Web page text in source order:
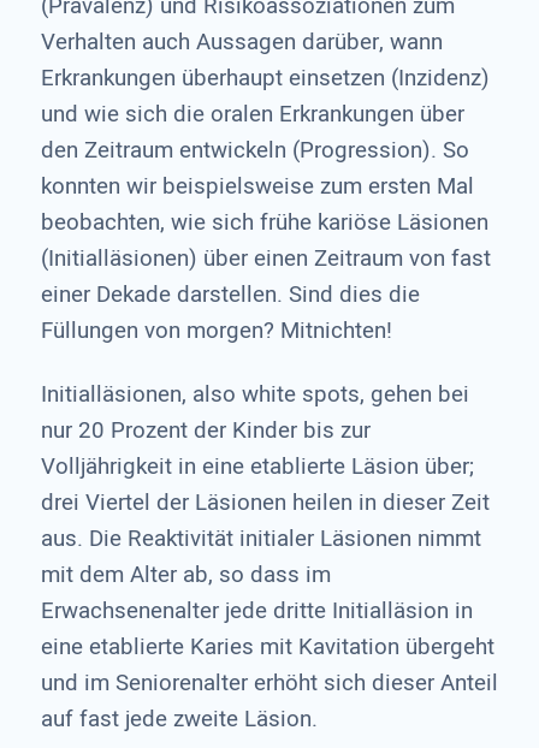
Verhalten auch Aussagen darüber, wann
Erkrankungen überhaupt einsetzen (Inzidenz)
und wie sich die oralen Erkrankungen über
den Zeitraum entwickeln (Progression). So
konnten wir beispielsweise zum ersten Mal
beobachten, wie sich frühe kariöse Läsionen
(Initialläsionen) über einen Zeitraum von fast
einer Dekade darstellen. Sind dies die
Füllungen von morgen? Mitnichten!
Initialläsionen, also white spots, gehen bei
nur 20 Prozent der Kinder bis zur
Volljährigkeit in eine etablierte Läsion über;
drei Viertel der Läsionen heilen in dieser Zeit
aus. Die Reaktivität initialer Läsionen nimmt
mit dem Alter ab, so dass im
Erwachsenenalter jede dritte Initialläsion in
eine etablierte Karies mit Kavitation übergeht
und im Seniorenalter erhöht sich dieser Anteil
auf fast jede zweite Läsion.